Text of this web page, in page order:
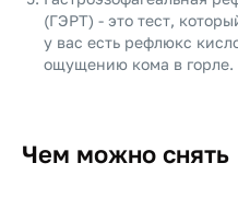
(ГЭРТ) - это тест,
у вас есть рефлюкс
ощущению кома в горле.
Чем можно снять